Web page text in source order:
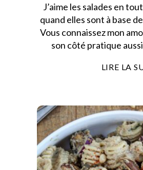
J’aime les salades en
quand elles sont à base
Vous connaissez mon
son côté pratique
LIRE LA